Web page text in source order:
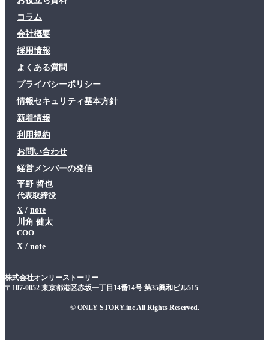
コラム
会社概要
採用情報
よくある質問
プライバシーポリシー
情報セキュリティ基本方針
新着情報
利用規約
お問い合わせ
経営メンバーの発信
平野 哲也
代表取締役
X
note
川角 健太
COO
X note
株式会社オンリーストーリー
〒107-0052 東京都港区赤坂一丁目14番14号 第35興和ビル515
© ONLY STORY.inc All Rights Reserved.